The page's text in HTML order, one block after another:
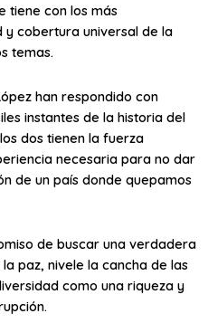
tiene con los más
cobertura universal de la
temas.
han respondido con
instantes de la historia del
dos tienen la fuerza
necesaria para no dar
de un país donde quepamos
de buscar una verdadera
paz, nivele la cancha de las
como una riqueza y